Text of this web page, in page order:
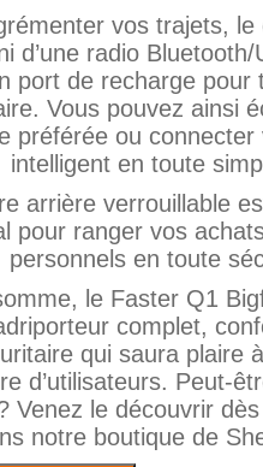
vos trajets, le
d’une radio
port de recharge pour
Vous pouvez ainsi
préférée ou connecter
intelligent en toute
arrière verrouillable
pour ranger vos
personnels en toute
le Faster Q1
complet,
qui saura plaire
d’utilisateurs.
Venez le découvrir
notre boutique de